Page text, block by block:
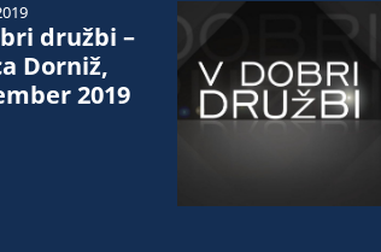
družbi –
Dorniž,
2019